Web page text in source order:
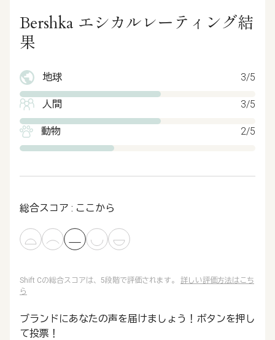
Bershka エシカルレーティング結
果
地球 3/5
人間 3/5
動物 2/5
総合スコア : ここから
Shift Cの総合スコアは、5段階で評価されます。 詳しい評価方法はこち
ら
ブランドにあなたの声を届けましょう！ボタンを押し
て投票！